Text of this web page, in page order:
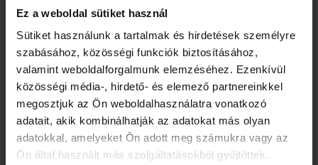
Ez a weboldal sütiket használ
Sütiket használunk a tartalmak és hirdetések személyre
szabásához, közösségi funkciók biztosításához,
valamint weboldalforgalmunk elemzéséhez. Ezenkívül
közösségi média-, hirdető- és elemező partnereinkkel
megosztjuk az Ön weboldalhasználatra vonatkozó
adatait, akik kombinálhatják az adatokat más olyan
adatokkal, amelyeket Ön adott meg számukra vagy az
Ön által használt más szolgáltatásokból gyűjtöttek.